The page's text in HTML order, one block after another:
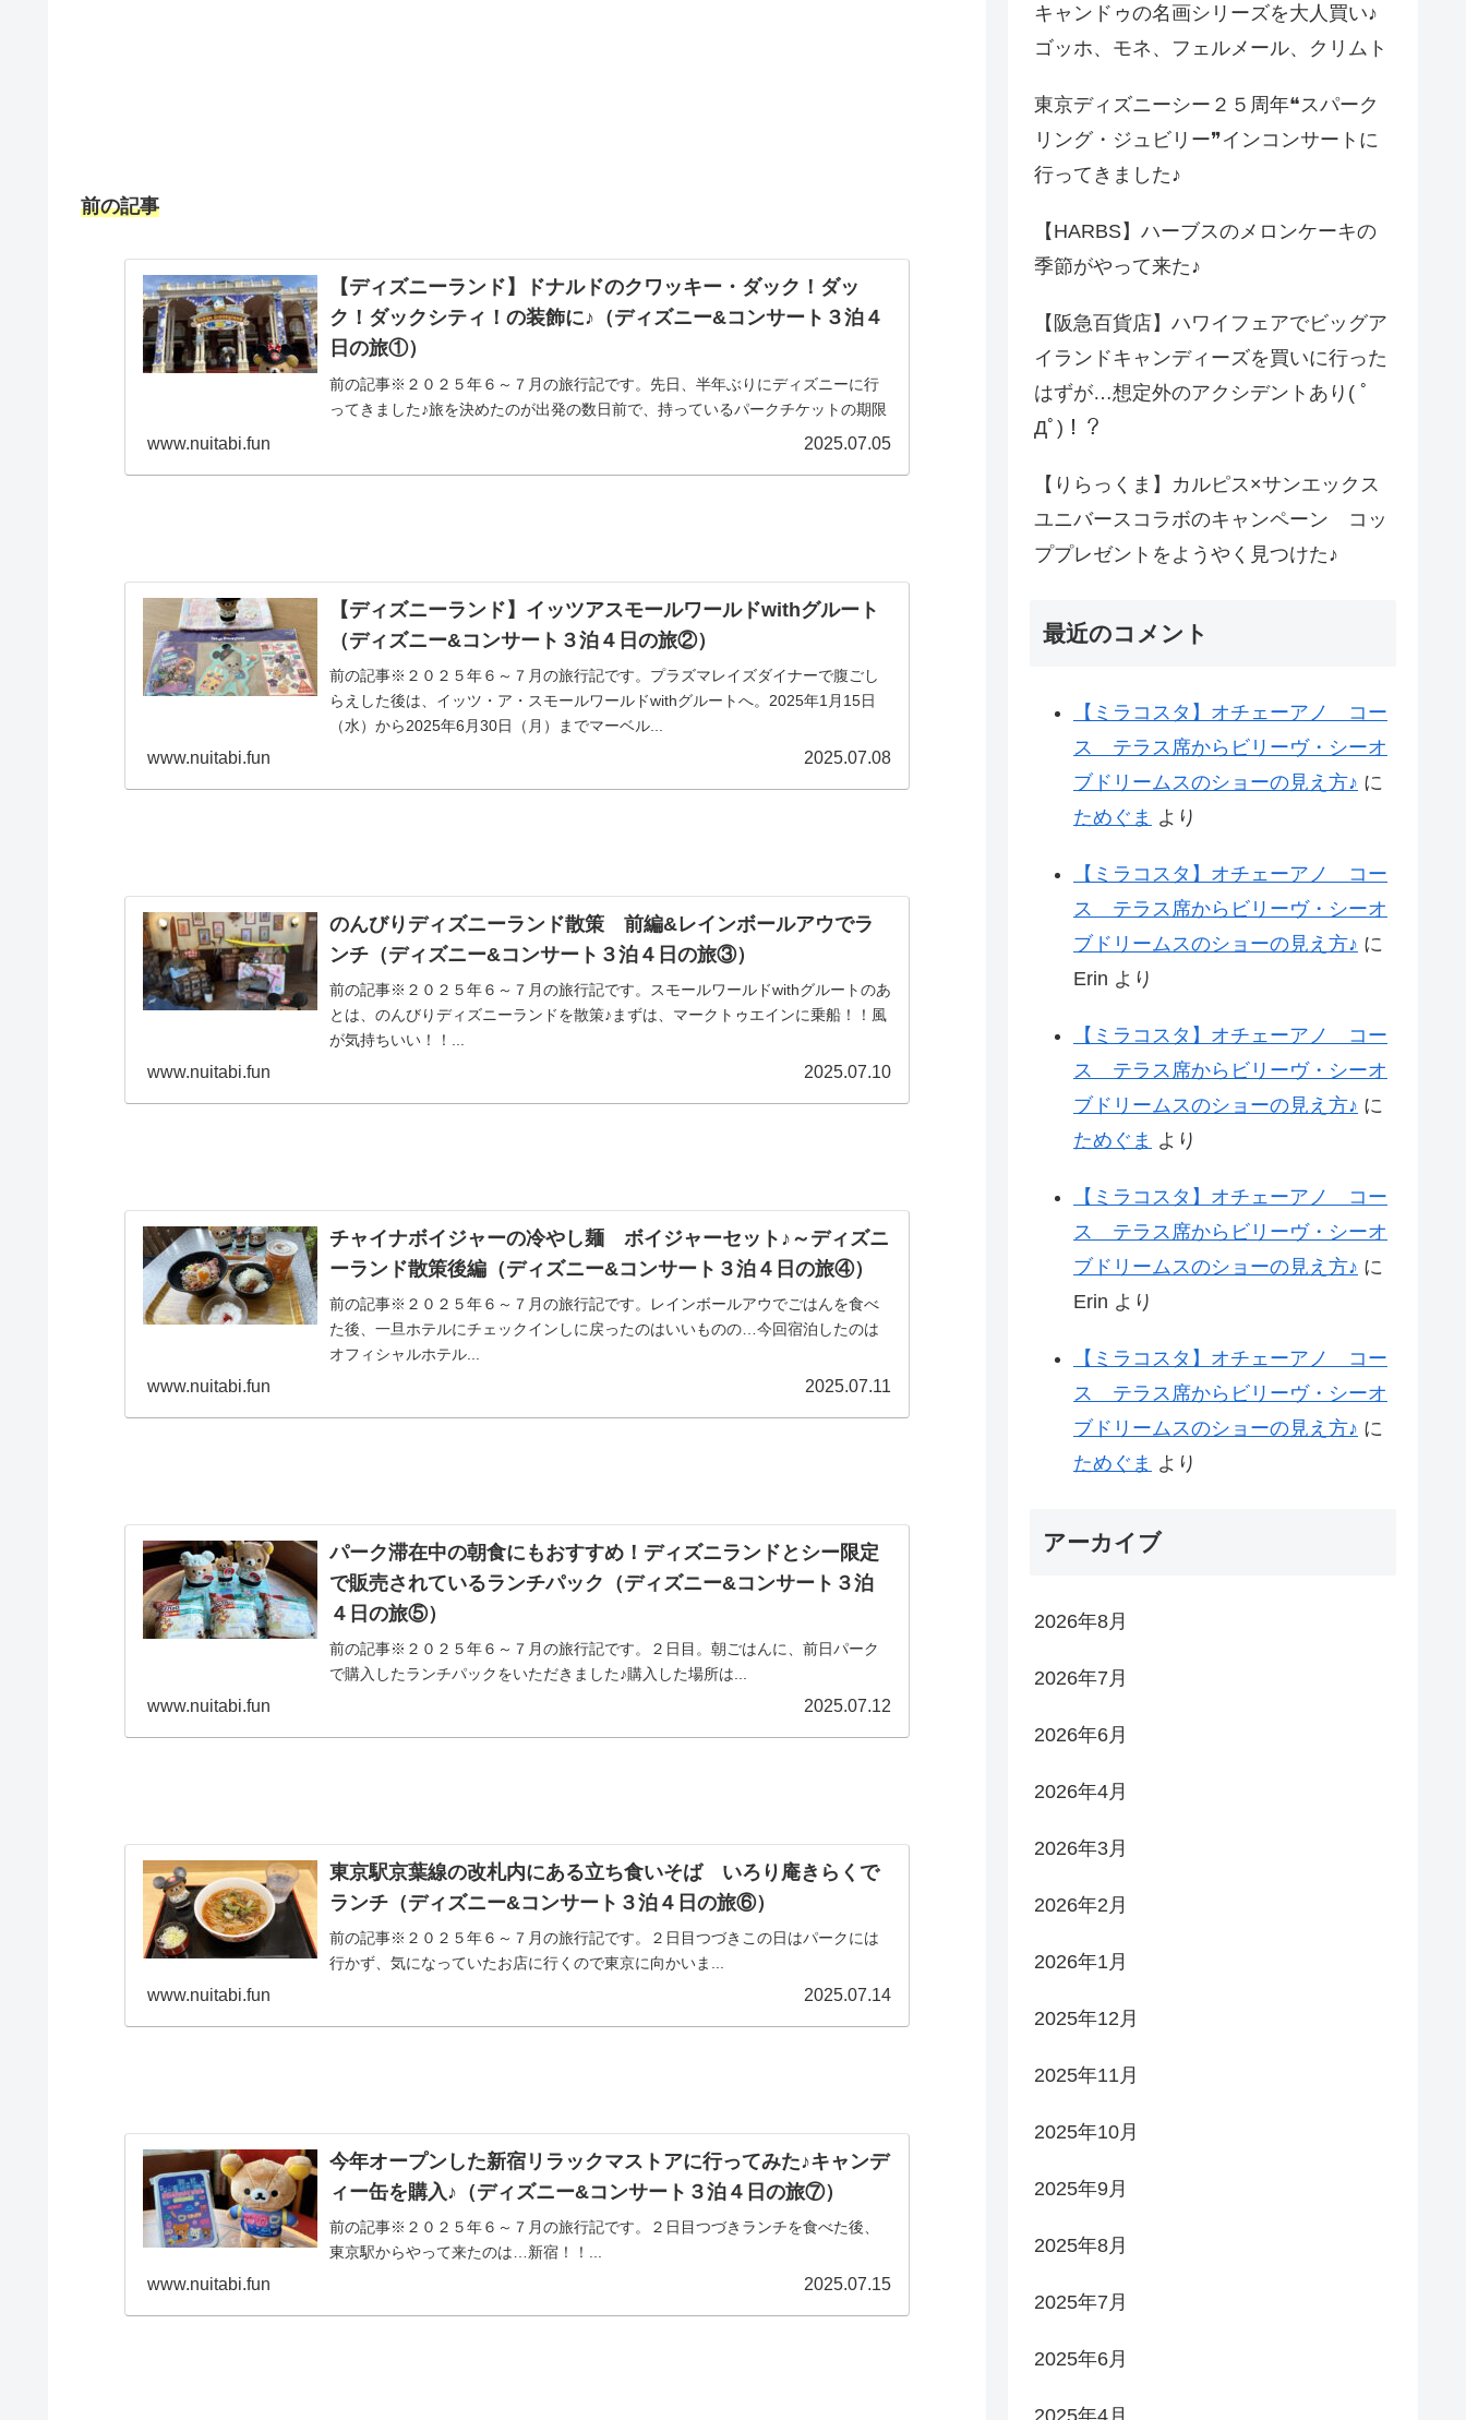
前の記事
【ディズニーランド】ドナルドのクワッキー・ダック！ダッ
ク！ダックシティ！の装飾に♪（ディズニー&コンサート３泊４
日の旅①）
前の記事※２０２５年６～７月の旅行記です。先日、半年ぶりにディズニーに行
ってきました♪旅を決めたのが出発の数日前で、持っているパークチケットの期限
www.nuitabi.fun 2025.07.05
【ディズニーランド】イッツアスモールワールドwithグルート
（ディズニー&コンサート３泊４日の旅②）
前の記事※２０２５年６～７月の旅行記です。プラズマレイズダイナーで腹ごし
らえした後は、イッツ・ア・スモールワールドwithグルートへ。2025年1月15日
（水）から2025年6月30日（月）までマーベル...
www.nuitabi.fun 2025.07.08
のんびりディズニーランド散策 前編&レインボールアウでラ
ンチ（ディズニー&コンサート３泊４日の旅③）
前の記事※２０２５年６～７月の旅行記です。スモールワールドwithグルートのあ
とは、のんびりディズニーランドを散策♪まずは、マークトゥエインに乗船！！風
が気持ちいい！！...
www.nuitabi.fun 2025.07.10
チャイナボイジャーの冷やし麺 ボイジャーセット♪～ディズニ
ーランド散策後編（ディズニー&コンサート３泊４日の旅④）
前の記事※２０２５年６～７月の旅行記です。レインボールアウでごはんを食べ
た後、一旦ホテルにチェックインしに戻ったのはいいものの…今回宿泊したのは
オフィシャルホテル...
www.nuitabi.fun 2025.07.11
パーク滞在中の朝食にもおすすめ！ディズニランドとシー限定
で販売されているランチパック（ディズニー&コンサート３泊
４日の旅⑤）
前の記事※２０２５年６～７月の旅行記です。２日目。朝ごはんに、前日パーク
で購入したランチパックをいただきました♪購入した場所は...
www.nuitabi.fun 2025.07.12
東京駅京葉線の改札内にある立ち食いそば いろり庵きらくで
ランチ（ディズニー&コンサート３泊４日の旅⑥）
前の記事※２０２５年６～７月の旅行記です。２日目つづきこの日はパークには
行かず、気になっていたお店に行くので東京に向かいま...
www.nuitabi.fun 2025.07.14
今年オープンした新宿リラックマストアに行ってみた♪キャンデ
ィー缶を購入♪（ディズニー&コンサート３泊４日の旅⑦）
前の記事※２０２５年６～７月の旅行記です。２日目つづきランチを食べた後、
東京駅からやって来たのは…新宿！！...
www.nuitabi.fun 2025.07.15
キャンドゥの名画シリーズを大人買い♪
ゴッホ、モネ、フェルメール、クリムト
東京ディズニーシー２５周年❝スパーク
リング・ジュビリー❞インコンサートに
行ってきました♪
【HARBS】ハーブスのメロンケーキの
季節がやって来た♪
【阪急百貨店】ハワイフェアでビッグア
イランドキャンディーズを買いに行った
はずが…想定外のアクシデントあり( ﾟ
Дﾟ)！？
【りらっくま】カルピス×サンエックス
ユニバースコラボのキャンペーン コッ
ププレゼントをようやく見つけた♪
最近のコメント
【ミラコスタ】オチェーアノ コー
ス テラス席からビリーヴ・シーオ
ブドリームスのショーの見え方♪ に
ためぐま より
【ミラコスタ】オチェーアノ コー
ス テラス席からビリーヴ・シーオ
ブドリームスのショーの見え方♪ に
Erin より
【ミラコスタ】オチェーアノ コー
ス テラス席からビリーヴ・シーオ
ブドリームスのショーの見え方♪ に
ためぐま より
【ミラコスタ】オチェーアノ コー
ス テラス席からビリーヴ・シーオ
ブドリームスのショーの見え方♪ に
Erin より
【ミラコスタ】オチェーアノ コー
ス テラス席からビリーヴ・シーオ
ブドリームスのショーの見え方♪ に
ためぐま より
アーカイブ
2026年8月
2026年7月
2026年6月
2026年4月
2026年3月
2026年2月
2026年1月
2025年12月
2025年11月
2025年10月
2025年9月
2025年8月
2025年7月
2025年6月
2025年4月